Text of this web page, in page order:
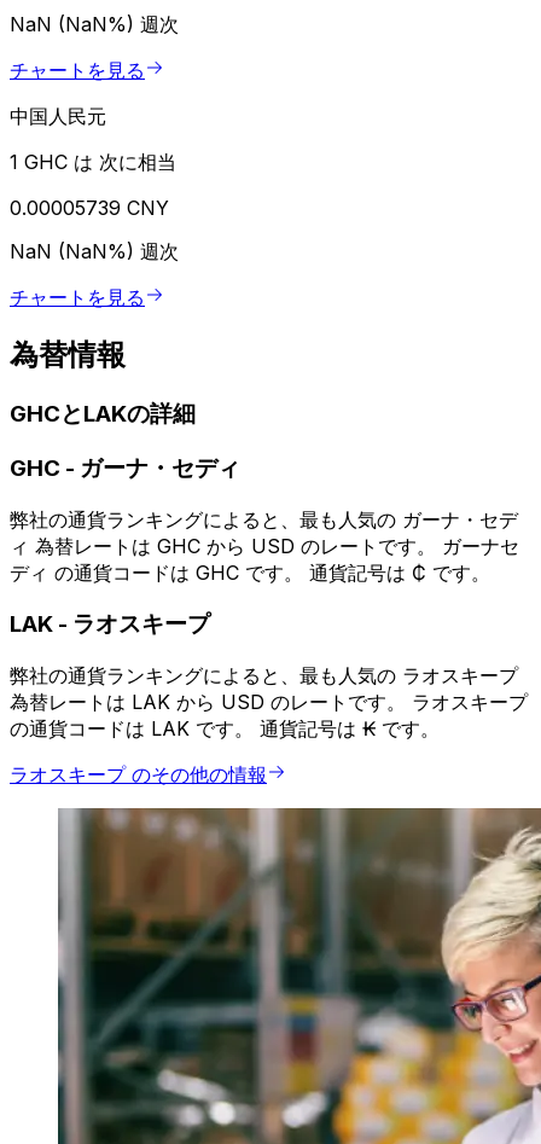
NaN (NaN%) 週次
チャートを見る
中国人民元
1 GHC は 次に相当
0.00005739 CNY
NaN (NaN%) 週次
チャートを見る
為替情報
GHCとLAKの詳細
GHC - ガーナ・セディ
弊社の通貨ランキングによると、最も人気の ガーナ・セデ
ィ 為替レートは GHC から USD のレートです。 ガーナセ
ディ の通貨コードは GHC です。 通貨記号は ₵ です。
LAK - ラオスキープ
弊社の通貨ランキングによると、最も人気の ラオスキープ
為替レートは LAK から USD のレートです。 ラオスキープ
の通貨コードは LAK です。 通貨記号は ₭ です。
ラオスキープ のその他の情報